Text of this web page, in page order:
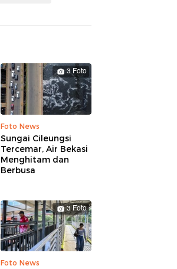
3 Foto
Foto News
Sungai Cileungsi
Tercemar, Air Bekasi
Menghitam dan
Berbusa
3 Foto
Foto News